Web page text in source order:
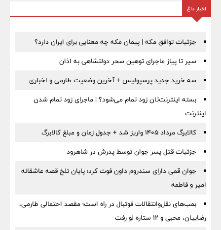
اخبار داغ
جزئیات توافق مکه | پیمان مکه چه معنایی برای ایران دارد؟
سیر تا پیاز ماجرای توهین سحر دولتشاهی به اذان
سه خرید جدید پرسپولیس + آخرین وضعیت طارمی و اخباری
بسته اینترنت‌تان زود تمام می‌شود؟ | ماجرای زود تمام شدن
اینترنت
کالابرگ مرداد ۱۴۰۵ واریز شد + جدول زمان و مبلغ کالابرگ
جزئیات قتل پسر جوان توسط پدرش در شاهرود
جوان قمی دارای سندروم داون فوت کرد؛ پایان تلخ قصه عاشقانه
امیر و فاطمه
بمب‌های نقل‌وانتقالات فوتبال در راه است؛ مقصد احتمالی طارمی،
رضاییان، محبی و ۱۲ ستاره لو رفت